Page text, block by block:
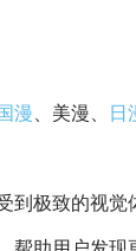
漫 、美漫、 日
到极致的视觉